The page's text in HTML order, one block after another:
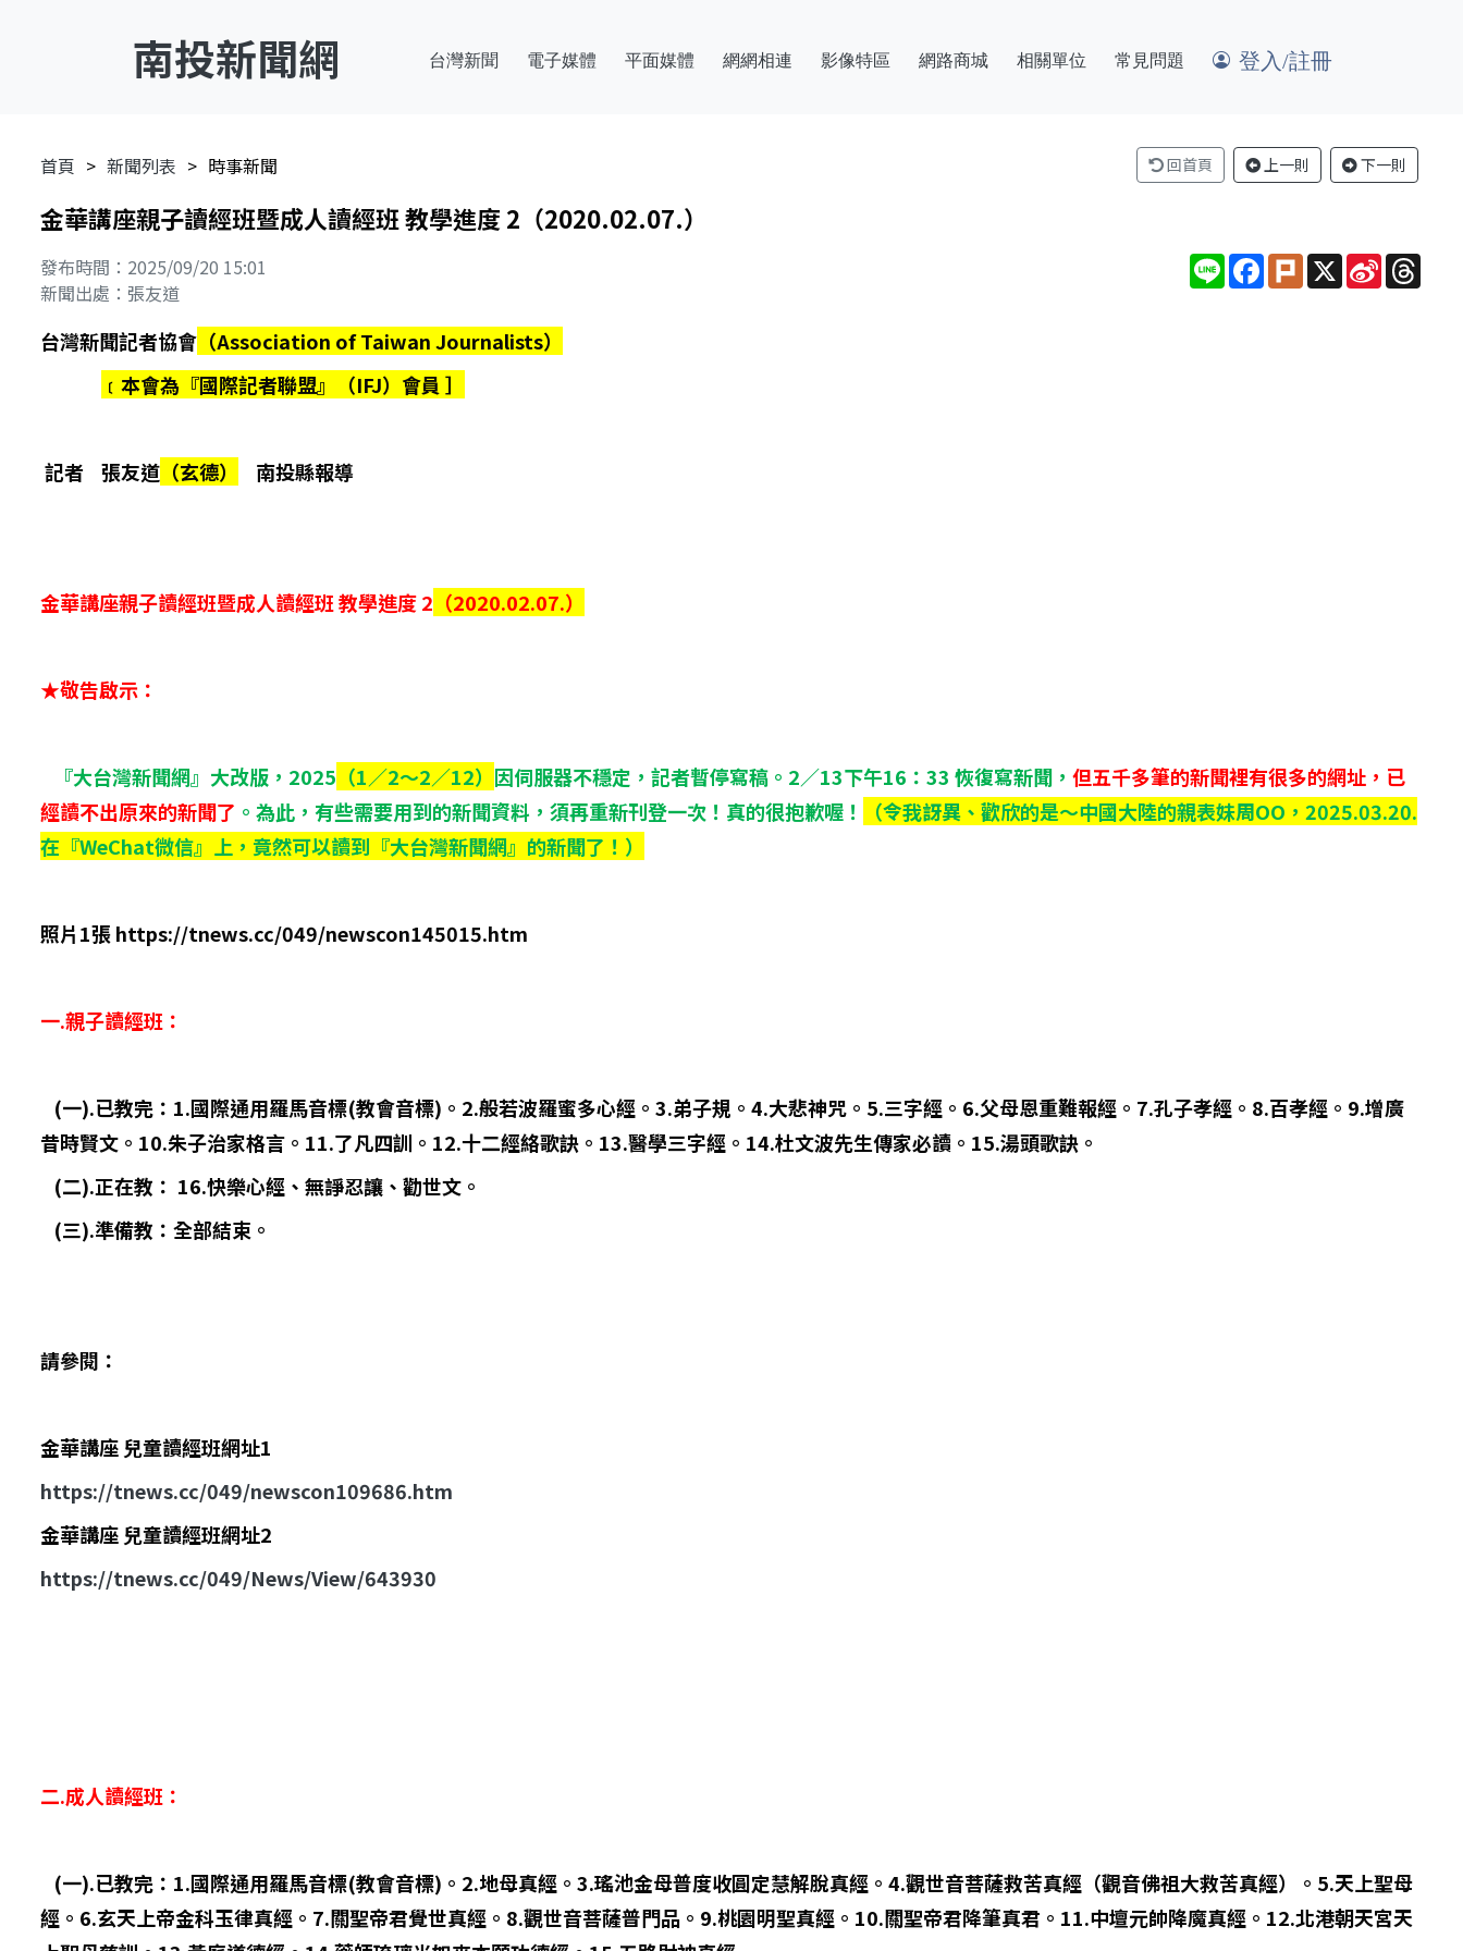
南投新聞網 台灣新聞 電子媒體 平面媒體 網網相連 影像特區 網路商城 相關單位 常見問題 登入/註冊
首頁 新聞列表 時事新聞 回首頁 上一則 下一則
金華講座親子讀經班暨成人讀經班 教學進度 2（2020.02.07.）
發布時間：2025/09/20 15:01
新聞出處：張友道
Line Facebook
PlurkX Sina
Weibo
台灣新聞記者協會 （Association of Taiwan Journalists）
﹝本會為『國際記者聯盟』（IFJ）會員 ］
記者 張友道 （玄德） 南投縣報導
金華講座親子讀經班暨成人讀經班 教學進度 2 （2020.02.07.）
★敬告啟示：
『大台灣新聞網』大改版，2025 （1／2～2／12） 因伺服器不穩定，記者暫停寫稿。2／13下午16：33 恢復寫新聞， 但五千多筆的新聞裡有很多的網址，已
經讀不出原來的新聞了 。為此，有些需要用到的新聞資料，須再重新刊登一次！真的很抱歉喔！
（令我訝異、歡欣的是～中國大陸的親表妹周OO，2025.03.20.
在『WeChat微信』上，竟然可以讀到『大台灣新聞網』的新聞了！）
照片1張 https://tnews.cc/049/newscon145015.htm
一.親子讀經班：
(一).已教完：1.國際通用羅馬音標(教會音標)。2.般若波羅蜜多心經。3.弟子規。4.大悲神咒。5.三字經。6.父母恩重難報經。7.孔子孝經。8.百孝經。9.增廣
昔時賢文。10.朱子治家格言。11.了凡四訓。12.十二經絡歌訣。13.醫學三字經。14.杜文波先生傳家必讀。15.湯頭歌訣。
(二).正在教： 16.快樂心經、無諍忍讓、勸世文。
(三).準備教：全部結束。
請參閱：
金華講座 兒童讀經班網址1
https://tnews.cc/049/newscon109686.htm
金華講座 兒童讀經班網址2
https://tnews.cc/049/News/View/643930
二.成人讀經班：
(一).已教完：1.國際通用羅馬音標(教會音標)。2.地母真經。3.瑤池金母普度收圓定慧解脫真經。4.觀世音菩薩救苦真經（觀音佛祖大救苦真經）。5.天上聖母
經。6.玄天上帝金科玉律真經。7.關聖帝君覺世真經。8.觀世音菩薩普門品。9.桃園明聖真經。10.關聖帝君降筆真君。11.中壇元帥降魔真經。12.北港朝天宮天